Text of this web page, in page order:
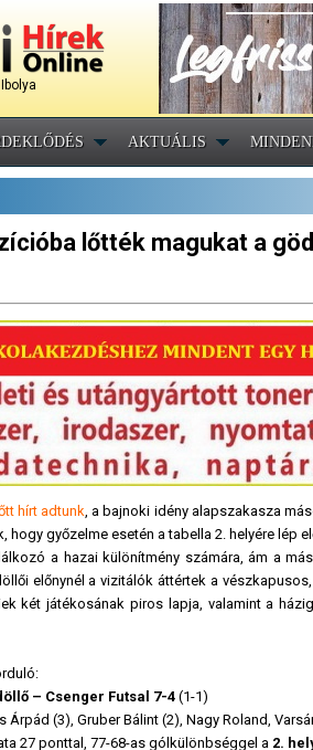
AKTUÁLIS
lőtték magukat a
hírt adtunk, a bajnoki idény alapszakasza
hogy győzelme esetén a tabella 2. helyére lép
a hazai különítmény számára, ám a
előnynél a vizitálók áttértek a
két játékosának piros lapja, valamint a
– Csenger Futsal 7-4 (1-1)
(3), Gruber Bálint (2), Nagy Roland,
27 ponttal, 77-68-as gólkülönbséggel a 2.